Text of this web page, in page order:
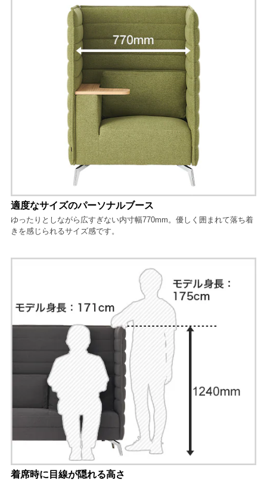
適度なサイズのパーソナルブース
ゆったりとしながら広すぎない内寸幅770mm。優しく囲まれて落ち着
きを感じられるサイズ感です。
着席時に目線が隠れる高さ